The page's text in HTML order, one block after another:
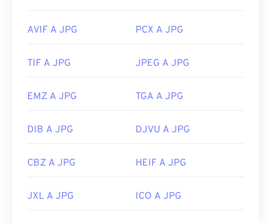
colori dalle immagini
AVIF A JPG PCX A JPG
TIF A JPG JPEG A JPG
EMZ A JPG TGA A JPG
DIB A JPG DJVU A JPG
CBZ A JPG HEIF A JPG
JXL A JPG ICO A JPG